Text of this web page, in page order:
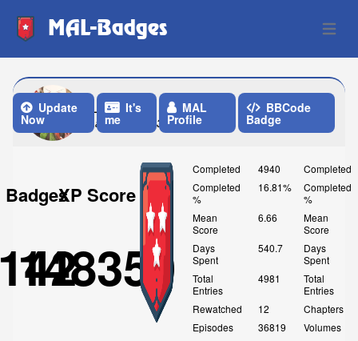
MAL-Badges Open
_Shira
Last Update: 3 Weeks ago
Update
Now
It's
me
MAL
Profile
BBCode
Badge
BadgesXP Score
148350
Completed
4940
Completed
%
16.81%
Mean
Score
6.66
Days
Spent
540.7
Total
Entries
4981
Rewatched
12
Episodes
36819
Completed
Completed
%
Mean
Score
Days
Spent
Total
Entries
Chapters
Volumes